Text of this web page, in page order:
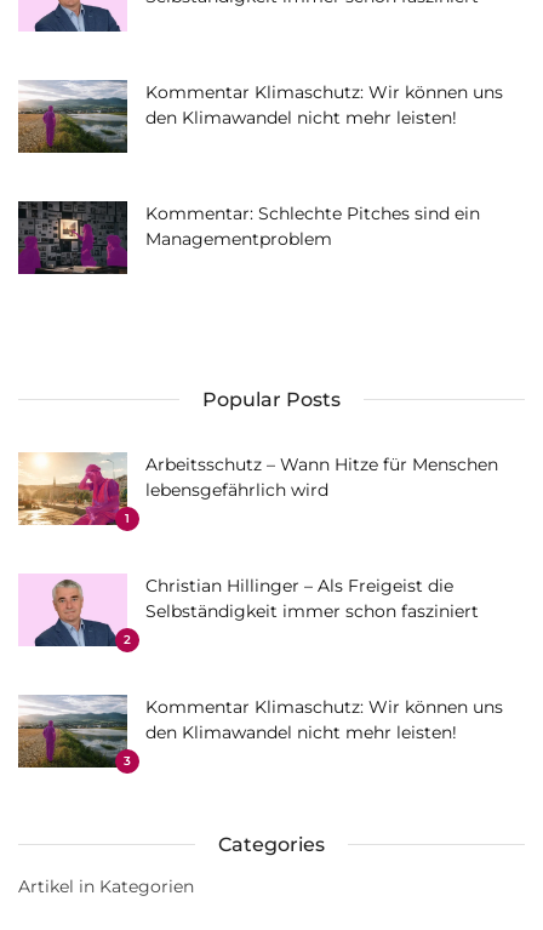
Kommentar Klimaschutz: Wir können uns
den Klimawandel nicht mehr leisten!
Kommentar: Schlechte Pitches sind ein
Managementproblem
Popular Posts
1
Arbeitsschutz – Wann Hitze für Menschen
lebensgefährlich wird
2
Christian Hillinger – Als Freigeist die
Selbständigkeit immer schon fasziniert
3
Kommentar Klimaschutz: Wir können uns
den Klimawandel nicht mehr leisten!
Categories
Artikel in Kategorien